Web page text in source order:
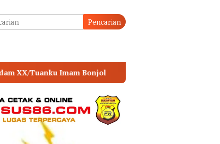
Pencarian
POLSEK MUARA SABAK TIMUR PERKUAT SINERGI